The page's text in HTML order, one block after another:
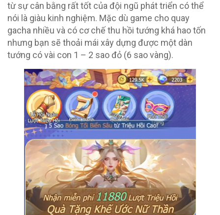
từ sự cân bằng rất tốt của đội ngũ phát triển có thể
nói là giàu kinh nghiệm. Mặc dù game cho quay
gacha nhiều và có cơ chế thu hồi tướng khá hao tốn
nhưng bạn sẽ thoải mái xây dựng được một dàn
tướng có vài con 1 – 2 sao đỏ (6 sao vàng).